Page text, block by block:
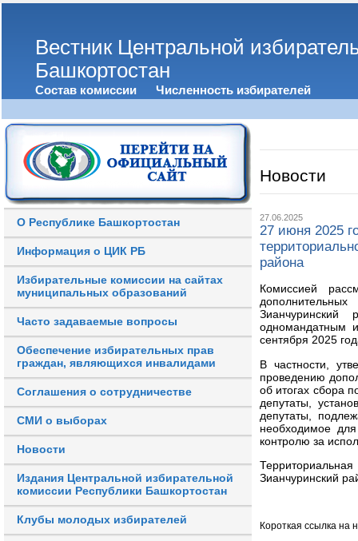
Вестник Центральной
Башкортостан
Состав комиссии Численность избирателей
О Республике Башкортостан
Информация о ЦИК РБ
Избирательные комиссии на сайтах
муниципальных образований
Часто задаваемые вопросы
Обеспечение избирательных прав
граждан, являющихся инвалидами
Соглашения о сотрудничестве
СМИ о выборах
Новости
Издания Центральной избирательной
комиссии Республики Башкортостан
Клубы молодых избирателей
Новости
27.06.2025
27 июня 2025
района
Комиссией
Зианчуринский
одномандатным
сентября 2025
В частности,
проведению
об итогах сбора
депутаты,
депутаты,
необходимое
контролю за
Зианчуринский
Короткая ссылка на